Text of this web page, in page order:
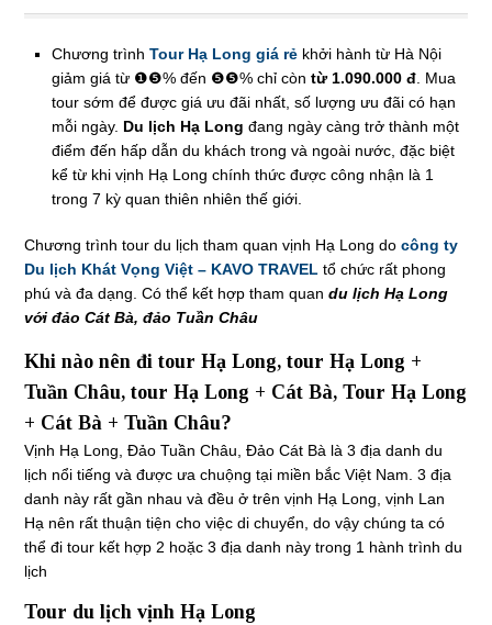
Chương trìnhTour Hạ Long giá rẻ khởi hành từ Hà Nội
giảm giá từ ❶❺% đến ❺❺% chỉ còntừ 1.090.000 đ . Mua
tour sớm để được giá ưu đãi nhất, số lượng ưu đãi có hạn
mỗi ngày. Du lịch Hạ Long đang ngày càng trở thành một
điểm đến hấp dẫn du khách trong và ngoài nước, đặc biệt
kể từ khi vịnh Hạ Long chính thức được công nhận là 1
trong 7 kỳ quan thiên nhiên thế giới.
Chương trình tour du lịch tham quan vịnh Hạ Long docông ty
Du lịch Khát Vọng Việt – KAVO TRAVEL tổ chức rất phong
phú và đa dạng. Có thể kết hợp tham quandu lịch Hạ Long
với đảo Cát Bà, đảo Tuần Châu
Khi nào nên đi tour Hạ Long, tour Hạ Long +
Tuần Châu, tour Hạ Long + Cát Bà, Tour Hạ Long
+ Cát Bà + Tuần Châu?
Vịnh Hạ Long, Đảo Tuần Châu, Đảo Cát Bà là 3 địa danh du
lịch nổi tiếng và được ưa chuộng tại miền bắc Việt Nam. 3 địa
danh này rất gần nhau và đều ở trên vịnh Hạ Long, vịnh Lan
Hạ nên rất thuận tiện cho việc di chuyển, do vậy chúng ta có
thể đi tour kết hợp 2 hoặc 3 địa danh này trong 1 hành trình du
lịch
Tour du lịch vịnh Hạ Long